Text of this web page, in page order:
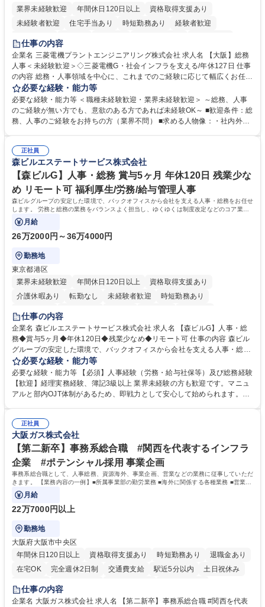
業界未経験歓迎
年間休日120日以上
資格取得支援あり
未経験者歓迎
住宅手当あり 時短勤務あり
経験者歓迎
退職金あり
駅近5分以内
土日祝休み 服装自由 寮・社宅あり 食事補助あり
仕事の内容
企業名 三菱電機プラントエンジニアリング株式会社 求人名 【大阪】総務
人事＜未経験歓迎＞◇三菱電機G・社会インフラを支える/年休127日 仕事
の内容 総務・人事領域を中心に、これまでのご経験に応じて幅広くお任せ
します。 ＜具体的には＞ ・総務/人事労務（給与・社保・勤怠管理など）
・採用・教育研修 ・福利厚生運用 など ※基本的には事務所勤務ですが、
採用や教育等の業務内容により、関西圏以外への日帰り・宿泊を伴う国内
出張もございます。 ※担当業務を持ちつつ、お互いに助け合いながら、総
必要な経験・能力等
必要な経験・能力等 ＜職種未経験歓迎・業界未経験歓迎＞ ～総務、人事
のご経験が無い方でも、意欲のある方であれば未経験OK～ ■歓迎条件：総
務、人事のご経験をお持ちの方（業界不問） ■求める人物像：・社内外の
正社員
森ビルエステートサービス株式会社
【森ビルG】人事・総務 賞与5ヶ月 年休120日 残業少な
め リモート可 福利厚生/労務/給与管理人事
森ビルグループの安定した環境で、バックオフィスから会社を支える人事・総務をお任せ
します。 労務と総務の業務をバランスよく担当し、ゆくゆくは制度改定などのコア業務
にも挑戦できる、やりがいある環境です。
月給
26万2000円～36万4000円
勤務地
東京都港区
業界未経験歓迎
年間休日120日以上
資格取得支援あり
介護休暇あり
転勤なし 未経験者歓迎
時短勤務あり
経験者歓迎
完全週休2日制
交通費支給 長期歓迎 駅近5分以内 土日祝休み
仕事の内容
企業名 森ビルエステートサービス株式会社 求人名 【森ビルG】人事・総
務◆賞与5ヶ月◆年休120日◆残業少なめ◆リモート可 仕事の内容 森ビル
グループの安定した環境で、バックオフィスから会社を支える人事・総務
をお任せします。 労務と総務の業務をバランスよく担当し、ゆくゆくは制
度改定などのコア業務にも挑戦できる、やりがいある環境です。 ■勤怠管
理、給与計算、社会保険手続き、年末調整等の労務管理全般 ■入退社手続
き、社内規定の改定や人事制度改定などのコア業務 ■社内イベントの企画
でも質問・相談できる環境が整っているため、安心して成長できます。 募
集職種 【森ビルG】人事・総務◆賞与5ヶ月◆年休120日◆残業少なめ◆
リモート可
必要な経験・能力等
必要な経験・能力等 【必須】人事経験（労務・給与社保等）及び総務経験
【歓迎】経理実務経験、簿記3級以上 業界未経験の方も歓迎です。マニュ
アルと部内OJT体制があるため、即戦力として安心して始められます。
務に挑戦できるため、自身の成長と組織への貢献度をダイレクトに実感で
きます。 残業少なめ、週1日リモート可など、ワークライフバランスを保
ち長期活躍できる環境です。 「これまでの幅広い経験を活かし、長期的な
キャリアを築きたい」という前向きな意欲と挑戦を全力で応援します。 学
歴・資格 学歴：大学院 大学 高専 短大 専修学校 高校 語学力： 資格：日商
簿記検定1級 日商簿記検定2級 日商簿記検定3級
正社員
大阪ガス株式会社
【第二新卒】事務系総合職 #関西を代表するインフラ
企業 #ポテンシャル採用 事業企画
事務系総合職として、人事総務、資源海外、事業企画、営業などの業務に従事していただ
きます。 【業務内容の一例】■所属事業部の勤労業務 ■海外に関係する各種業務 ■営業部
門の企画スタッフ、ルート営業
月給
22万7000円以上
勤務地
大阪府大阪市中央区
年間休日120日以上
資格取得支援あり 時短勤務あり
退職金あり
在宅OK
完全週休2日制 交通費支給 駅近5分以内
土日祝休み
服装自由
第二新卒歓迎
仕事の内容
企業名 大阪ガス株式会社 求人名 【第二新卒】事務系総合職 #関西を代表